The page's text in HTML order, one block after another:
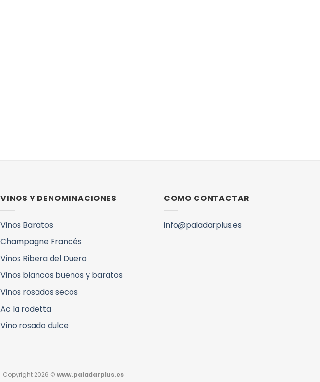
VINOS Y DENOMINACIONES
Vinos Baratos
Champagne Francés
Vinos Ribera del Duero
Vinos blancos buenos y baratos
Vinos rosados secos
Ac la rodetta
Vino rosado dulce
COMO CONTACTAR
info@paladarplus.es
Copyright 2026 ©www.paladarplus.es